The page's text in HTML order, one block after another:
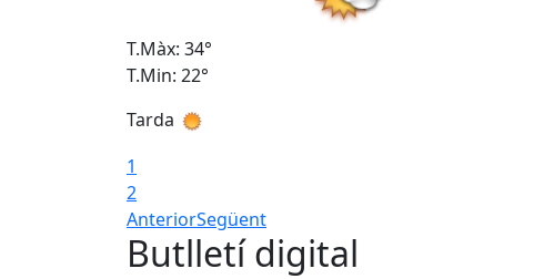
T.Màx: 34°
T.Min: 22°
Tarda
1
2
AnteriorSegüent
Butlletí digital